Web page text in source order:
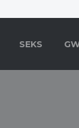
SEKS